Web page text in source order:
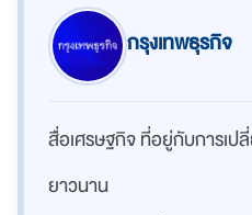
กรุงเทพธุรกิจ
สื่อเศรษฐกิจ ที่อยู่กับการเป
ยาวนาน